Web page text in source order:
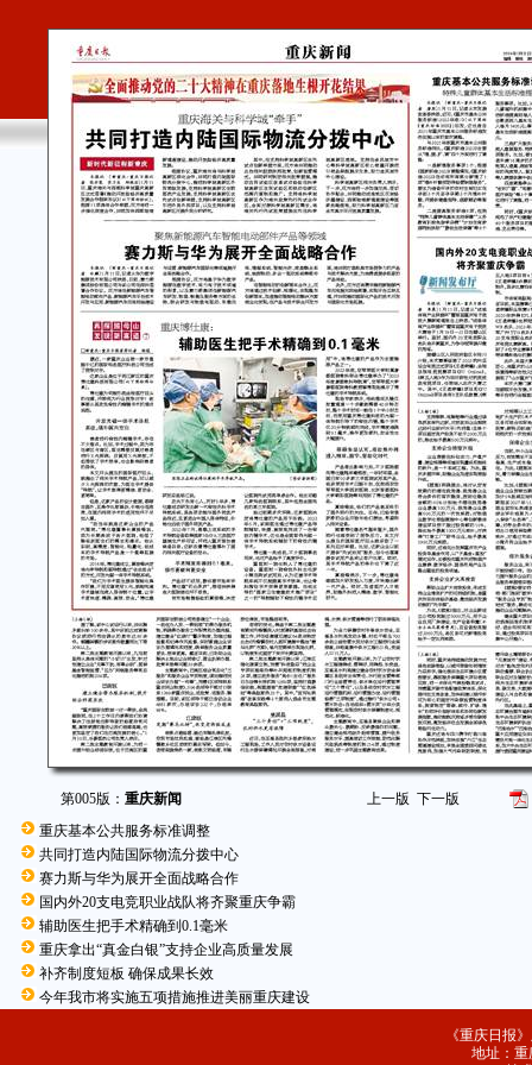
第005版：重庆新闻 上一版 下一版
重庆基本公共服务标准调整
共同打造内陆国际物流分拨中心
赛力斯与华为展开全面战略合作
国内外20支电竞职业战队将齐聚重庆争霸
辅助医生把手术精确到0.1毫米
重庆拿出“真金白银”支持企业高质量发展
补齐制度短板 确保成果长效
今年我市将实施五项措施推进美丽重庆建设
《重庆日报
地址：重